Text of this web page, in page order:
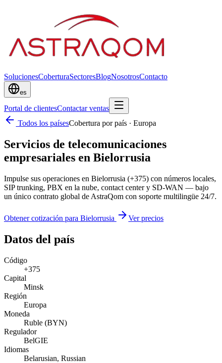
SolucionesCoberturaSectoresBlogNosotrosContacto
es
Portal de clientesContactar ventas
Todos los paísesCobertura por país · Europa
Servicios de telecomunicaciones
empresariales en Bielorrusia
Impulse sus operaciones en Bielorrusia (+375) con números locales,
SIP trunking, PBX en la nube, contact center y SD-WAN — bajo
un único contrato global de AstraQom con soporte multilingüe 24/7.
Obtener cotización para Bielorrusia Ver precios
Datos del país
Código
+375
Capital
Minsk
Región
Europa
Moneda
Ruble (BYN)
Regulador
BelGIE
Idiomas
Belarusian, Russian